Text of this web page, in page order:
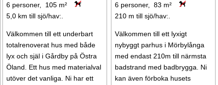
6 personer, 105 m²
5,0 km till sjö/hav:.
Välkommen till ett underbart
totalrenoverat hus med både
lyx och själ i Gårdby på Östra
Öland. Ett hus med materialval
utöver det vanliga. Ni har ett
6 personer, 83 m²
210 m till sjö/hav:.
Välkommen till ett lyxigt
nybyggt parhus i Mörbylånga
med endast 210m till närmsta
badstrand med badbrygga. Ni
kan även förboka husets